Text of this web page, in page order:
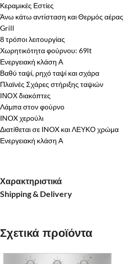
Κεραμικές Εστίες
Άνω κάτω αντίσταση και Θερμός αέρας
Grill
8 τρόποι λειτουργίας
Χωρητικότητα φούρνου: 69lt
Ενεργειακή κλάση A
Βαθύ ταψί, ρηχό ταψί και σχάρα
Πλαϊνές Σχάρες στήριξης ταψιών
ΙΝΟΧ διακόπτες
Λάμπα στον φούρνο
INOX χερούλι
Διατίθεται σε INOX και ΛΕΥΚΟ χρώμα
Ενεργειακή κλάση Α
Χαρακτηριστικά
Shipping & Delivery
Σχετικά προϊόντα